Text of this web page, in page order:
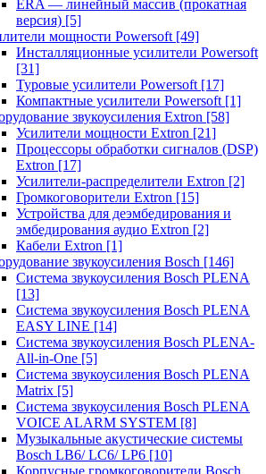
ERA — линейный массив (прокатная
версия) [5]
мощности Powersoft [49]
Инсталляционные усилители Powersoft
[31]
Туровые усилители Powersoft [17]
Компактные усилители Powersoft [1]
звукоусиления Extron [58]
Усилители мощности Extron [21]
Процессоры обработки сигналов (DSP)
Extron [17]
Усилители-распределители Extron [2]
Громкоговорители Extron [15]
Устройства для деэмбедирования и
эмбедирования аудио Extron [2]
Кабели Extron [1]
звукоусиления Bosch [146]
Система звукоусиления Bosch PLENA
[13]
Система звукоусиления Bosch PLENA
EASY LINE [14]
Система звукоусиления Bosch PLENA-
All-in-One [5]
Система звукоусиления Bosch PLENA
Matrix [5]
Система звукоусиления Bosch PLENA
VOICE ALARM SYSTEM [8]
Музыкальные акустические системы
Bosch LB6/ LC6/ LP6 [10]
Корпусные громкоговорители Bosch